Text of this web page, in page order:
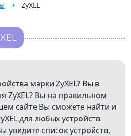
ZyXEL
марки ZyXEL? Вы в
ZyXEL? Вы на правильном
сайте Вы сможете найти и
для любых устройств
увидите список устройств,